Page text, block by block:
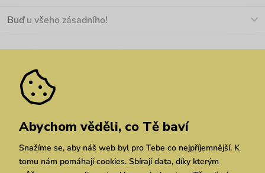
Materiály a údržba
Pozáruční opravy
Velkoobchod
We Care
Dárkové poukazy
Vuchlook
Prodejny
Praha Brno Chrudim
Buď u všeho zásadního!
Zásady ochrany osobních údajů
Abychom věděli, co Tě baví
Snažíme se, aby náš web byl pro Tebe co nejpříjemnější. K
tomu nám pomáhají cookies. Sbírají data, díky kterým